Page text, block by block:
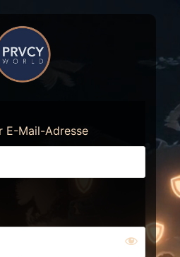
E-Mail-Adresse